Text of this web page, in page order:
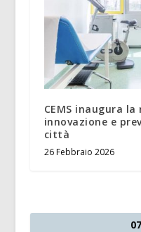
CEMS inaugura
innovazione e
città
26 Febbraio 2026